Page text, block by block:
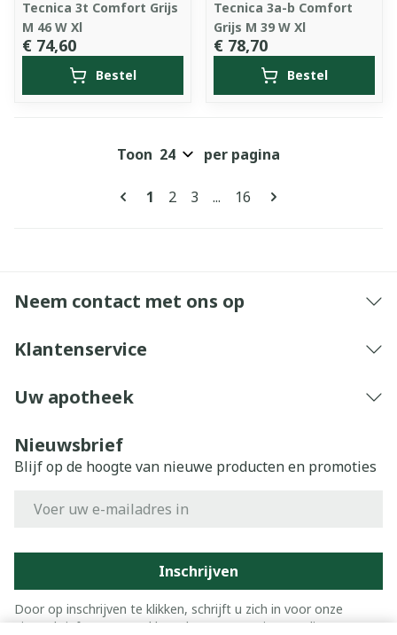
Tecnica 3t Comfort Grijs
M 46 W Xl
€ 74,60
Bestel
Tecnica 3a-b Comfort
Grijs M 39 W Xl
€ 78,70
Bestel
Pagina's
U lees momenteel pagina
1 Pagina
2 Pagina
3 ... Pagina
16
Toon per pagina
Neem contact met ons op
Klantenservice
Uw apotheek
Nieuwsbrief
Blijf op de hoogte van nieuwe producten en promoties
Inschrijven
Door op inschrijven te klikken, schrijft u zich in voor onze
nieuwsbrief en gaat u akkoord met onzeprivacy policy.